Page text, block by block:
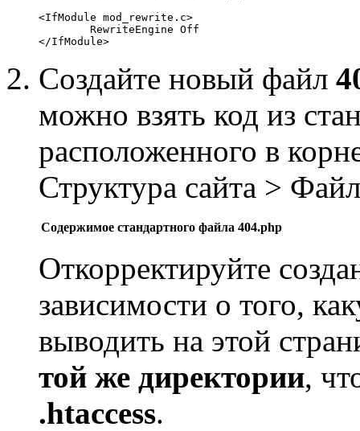
<IfModule mod_rewrite.c>
Создайте новый файл
можно взять код из
расположенного в
Структура сайта >
Содержимое стандартного файла 404.php
Откорректируйте
зависимости о того,
выводить на этой
той же директории,
.htaccess.